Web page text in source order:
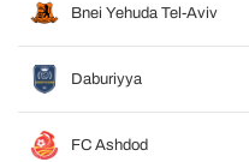
Bnei Yehuda Tel-Aviv
Daburiyya
FC Ashdod